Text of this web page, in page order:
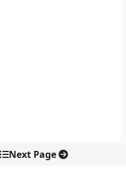
Next Page